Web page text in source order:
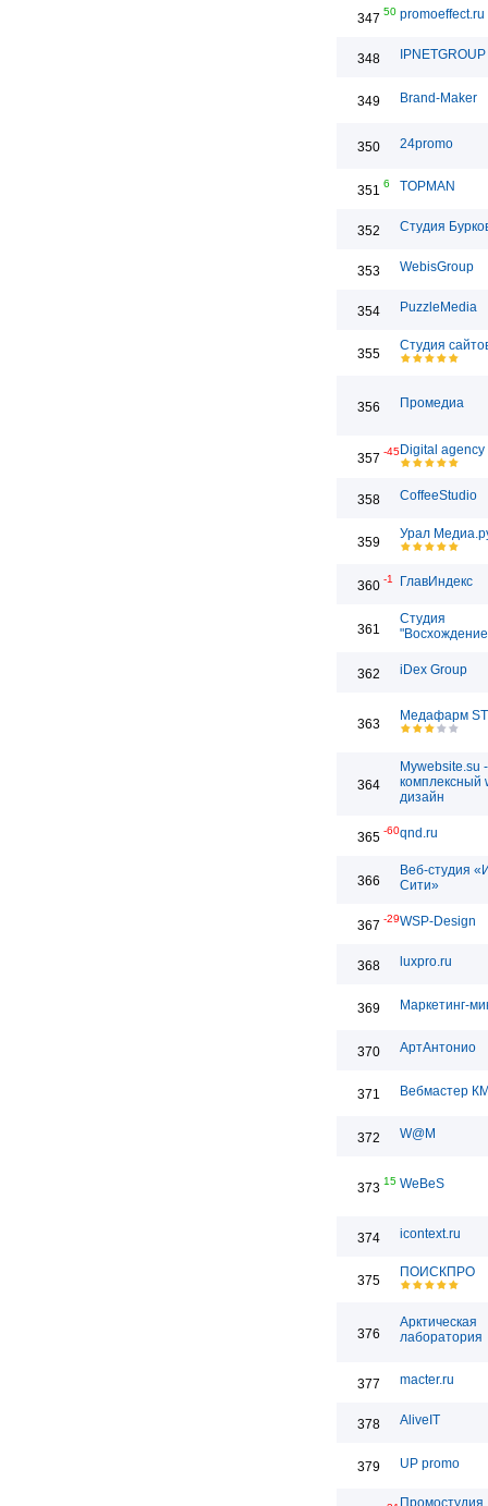
347 50 promoeffect.ru
348 IPNETGROUP
349 Brand-Maker
350 24promo
351 6 TOPMAN
352 Студия
353 WebisGroup
354 PuzzleMedia
355
Студия
356 Промедиа
357 -45Digital agency
358 CoffeeStudio
359
Урал
360 -1 ГлавИндекс
361
Студия
362 iDex Group
363
Медафарм
364
Mywebsite.su -
комплексный
дизайн
365 -60qnd.ru
366
Веб-студия
Сити»
367 -29WSP-Design
368 luxpro.ru
369 Маркетинг-
370 АртАнтонио
371 Вебмастер
372 W@M
373 15 WeBeS
374 icontext.ru
375
ПОИСКПРО
376
Арктическая
лаборатория
377 macter.ru
378 AliveIT
379 UP promo
Промостудия